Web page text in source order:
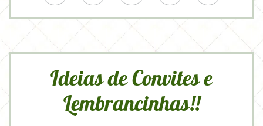
Ideias de Convites e
Lembrancinhas!!